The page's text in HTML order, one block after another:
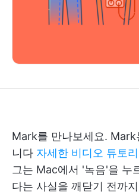
Mark를 만나보세요.
니다 자세한 비디오 튜토
그는 Mac에서 '녹음'을 누
다는 사실을 깨닫기 전까